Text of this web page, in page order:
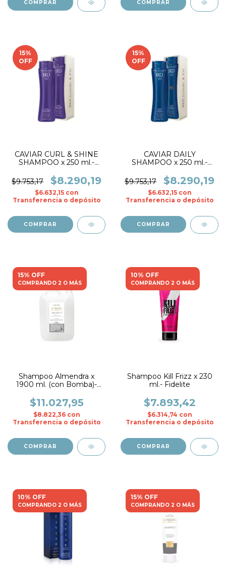
15%
OFF
CAVIAR CURL & SHINE
SHAMPOO x 250 ml.-
$9.753,17
$8.290,19
$6.632,15 con
Transferencia o depósito
15%
OFF
CAVIAR DAILY
SHAMPOO x 250 ml.-
$9.753,17
$8.290,19
$6.632,15 con
Transferencia o depósito
15% OFF
COMPRANDO 2 O MÁS
Shampoo Almendra x
1900 ml. (con Bomba)-
$11.027,95
$8.822,36 con
Transferencia o depósito
10% OFF
COMPRANDO 2 O MÁS
Shampoo Kill Frizz x 230
ml.- Fidelite
$7.893,42
$6.314,74 con
Transferencia o depósito
10% OFF
COMPRANDO 2 O MÁS
15% OFF
COMPRANDO 2 O MÁS